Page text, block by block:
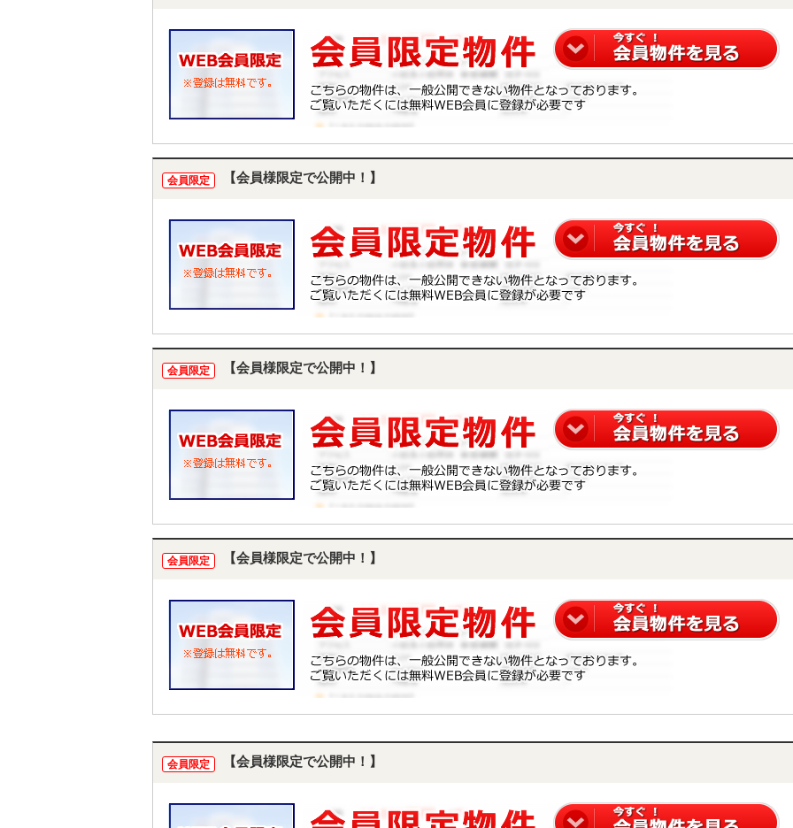
会員限定 【会員様限定で公開中！】
会員限定 【会員様限定で公開中！】
会員限定 【会員様限定で公開中！】
会員限定 【会員様限定で公開中！】